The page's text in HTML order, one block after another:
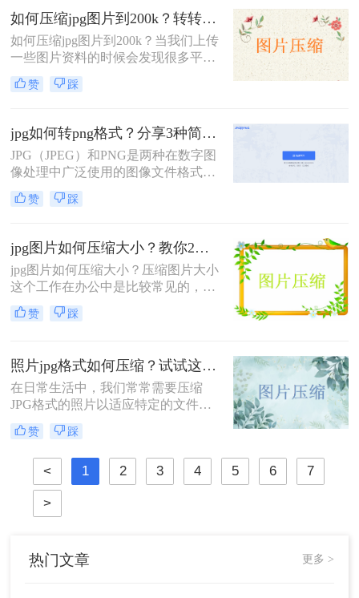
输时也显得尤为不便。因此，学会如
何压缩jpg照片大小变得尤为重要。本
文将为您介绍几种简单实用的方法。
如何压缩jpg图片到200k？转转大师图片压缩指定大小工具推荐
如何压缩jpg图片到200k？​当我们上传
一些图片资料的时候会发现很多平台
都会有大小的限制，比如说一张图片
不能超过2m或者是多少，但是现在的
缩图片大小的话，那么就会上传失
败。那么你知道如何压缩jpg图片到
200k呢？小编今天就来给大家讲述一
下压缩图片的方法。
赞 踩
jpg如何转png格式？分享3种简单转换方法！
JPG（JPEG）和PNG是两种在数字图
像处理中广泛使用的图像文件格式。
JPG以其高效的压缩算法和广泛的兼
容性成为存储照片和图像的首选格
明度和丰富的颜色深度著称，特别适
合用于需要高质量图像和透明背景的
场景。在某些情况下，我们可能需要
将JPG图片转换为PNG格式，以满足
特定的设计或展示需求。那么jpg如何
转png格式呢？本文将介绍几种实现
赞 踩
jpg图片如何压缩大小？教你2种简单实用的图片压缩方法
jpg图片如何压缩大小？​压缩图片大小
这个工作在办公中是比较常见的，当
我们需要处理图片的时候，少不了要
将一下体积较大的图片进行压缩变
差不齐，想要找到一款好用的压缩jpg
图片还得要多方测试，今天就来给大
家推荐一下转转大师，还不错的哦。
赞 踩
照片jpg格式如何压缩？试试这三种有效的压缩方法！
在日常生活中，我们常常需要压缩
JPG格式的照片以适应特定的文件大
小限制，比如上传到社交媒体、电子
邮件附件或节省存储空间。那么照片
jpg格式如何压缩呢？本文将介绍三种
有效的压缩方法。
赞 踩
< 1 2 3 4 5 6 7
>
热门文章 更多 >